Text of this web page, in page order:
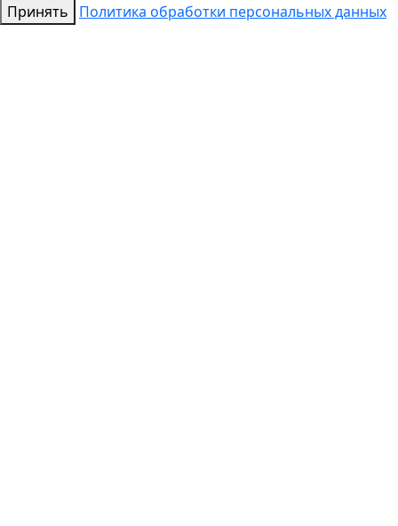
Принять
Политика обработки персональных данных